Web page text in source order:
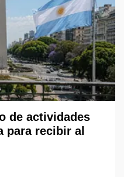
de actividades
para recibir al